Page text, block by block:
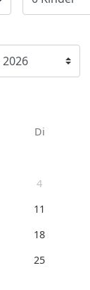
Di
4
11
18
25